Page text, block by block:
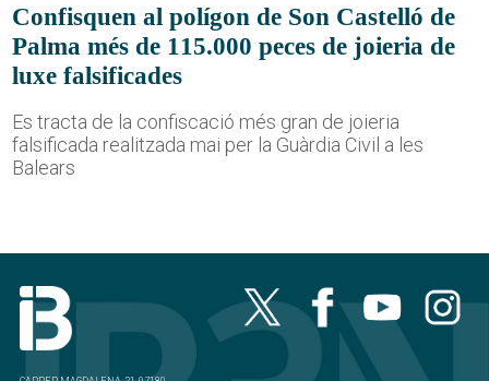
Confisquen al polígon de Son Castelló de
Palma més de 115.000 peces de joieria de
luxe falsificades
Es tracta de la confiscació més gran de joieria
falsificada realitzada mai per la Guàrdia Civil a les
Balears